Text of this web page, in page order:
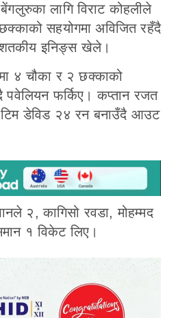
लागि विराट कोहलीले
सहयोगमा अविजित रहँदै
इनिङ्स खेले।
४ चौका र २ छक्काको
पवेलियन फर्किए। कप्तान रजत
टिम डेविड २४ रन बनाउँदै आउट
२, कागिसो रवडा, मोहम्मद
१ विकेट लिए।